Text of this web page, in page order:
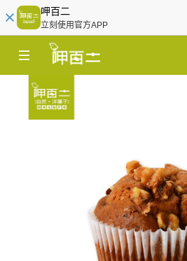
呷百二
立刻使用官方APP